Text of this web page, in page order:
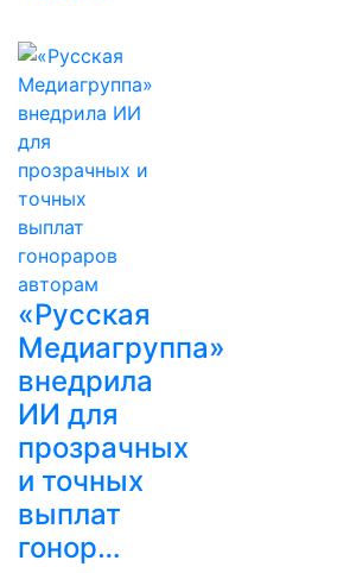
«Русская
Медиагруппа»
внедрила
ИИ для
прозрачных
и точных
выплат
гонор…